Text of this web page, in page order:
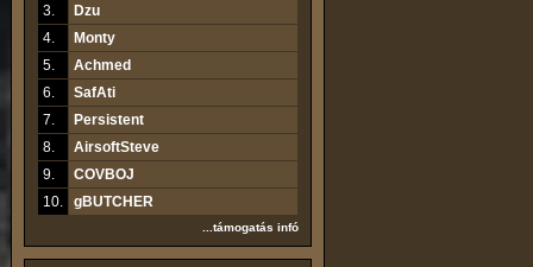
3.
Dzu
4.
Monty
5.
Achmed
6.
SafAti
7.
Persistent
8.
AirsoftSteve
9.
COVBOJ
10.
gBUTCHER
...támogatás infó